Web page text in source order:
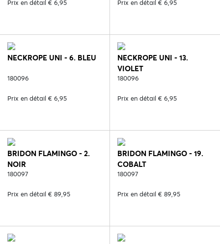
Prix en détail € 6,95 Prix en détail € 6,95
NECKROPE UNI - 6. BLEU
180096
Prix en détail € 6,95
NECKROPE UNI - 13.
VIOLET
180096
Prix en détail € 6,95
BRIDON FLAMINGO - 2.
NOIR
180097
Prix en détail € 89,95
BRIDON FLAMINGO - 19.
COBALT
180097
Prix en détail € 89,95